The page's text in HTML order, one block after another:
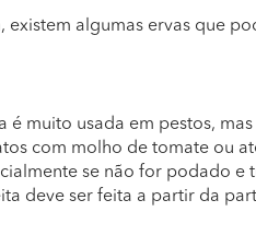
existem algumas ervas que
é muito usada em pestos,
com molho de tomate ou
se não for podado e
deve ser feita a partir da